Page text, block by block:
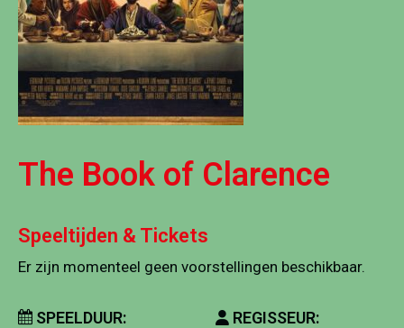
The Book of Clarence
Speeltijden & Tickets
Er zijn momenteel geen voorstellingen beschikbaar.
SPEELDUUR: REGISSEUR: